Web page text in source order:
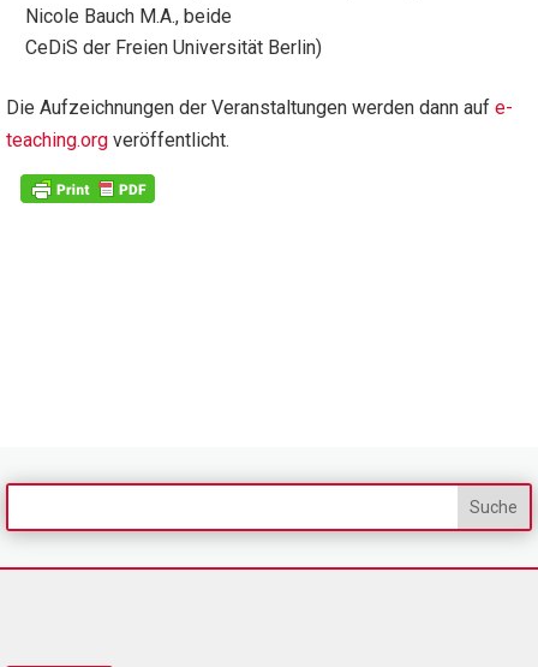
Nicole Bauch M.A., beide
CeDiS der Freien Universität Berlin)
Die Aufzeichnungen der Veranstaltungen werden dann auf e-
teaching.org veröffentlicht.